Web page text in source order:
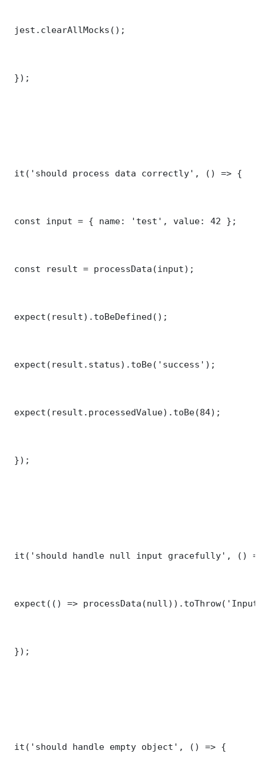
jest.clearAllMocks();
});
it('should process data correctly', () => {
const input = { name: 'test', value: 42 };
const result = processData(input);
expect(result).toBeDefined();
expect(result.status).toBe('success');
expect(result.processedValue).toBe(84);
});
it('should handle null input gracefully', ()
expect(() =>
});
it('should handle empty object', () => {